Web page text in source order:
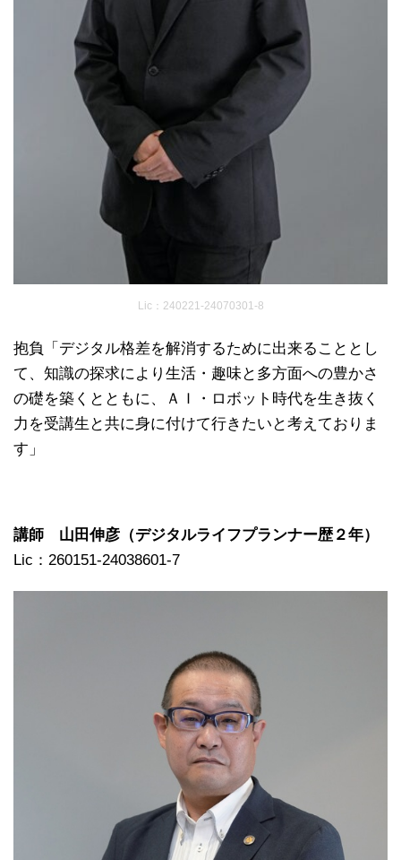
Lic：240221-24070301-8
抱負「デジタル格差を解消するために出来ることとし
て、知識の探求により生活・趣味と多方面への豊かさ
の礎を築くとともに、ＡＩ・ロボット時代を生き抜く
力を受講生と共に身に付けて行きたいと考えておりま
す」
講師 山田伸彦（デジタルライフプランナー歴２年）
Lic：260151-24038601-7